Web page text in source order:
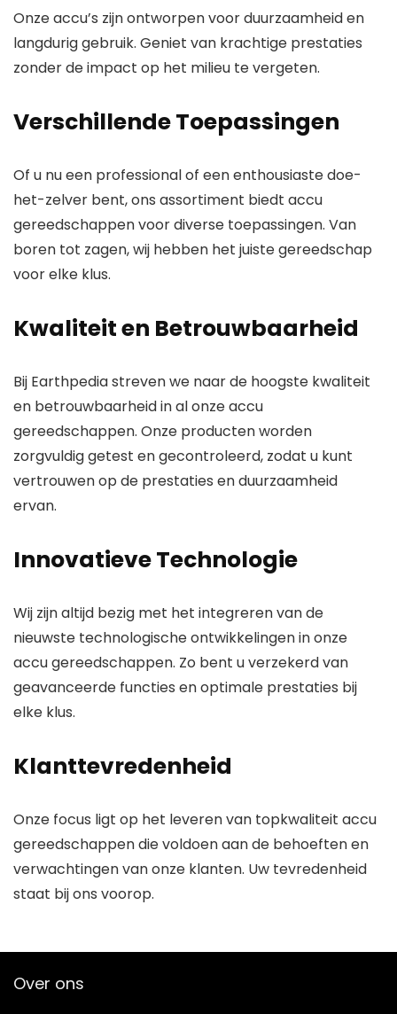
Onze accu’s zijn ontworpen voor duurzaamheid en
langdurig gebruik. Geniet van krachtige prestaties
zonder de impact op het milieu te vergeten.
Verschillende Toepassingen
Of u nu een professional of een enthousiaste doe-
het-zelver bent, ons assortiment biedt accu
gereedschappen voor diverse toepassingen. Van
boren tot zagen, wij hebben het juiste gereedschap
voor elke klus.
Kwaliteit en Betrouwbaarheid
Bij Earthpedia streven we naar de hoogste kwaliteit
en betrouwbaarheid in al onze accu
gereedschappen. Onze producten worden
zorgvuldig getest en gecontroleerd, zodat u kunt
vertrouwen op de prestaties en duurzaamheid
ervan.
Innovatieve Technologie
Wij zijn altijd bezig met het integreren van de
nieuwste technologische ontwikkelingen in onze
accu gereedschappen. Zo bent u verzekerd van
geavanceerde functies en optimale prestaties bij
elke klus.
Klanttevredenheid
Onze focus ligt op het leveren van topkwaliteit accu
gereedschappen die voldoen aan de behoeften en
verwachtingen van onze klanten. Uw tevredenheid
staat bij ons voorop.
Over ons